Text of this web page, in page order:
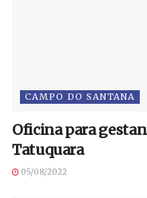
CAMPO DO SANTANA
Oficina para
Tatuquara
05/08/2022